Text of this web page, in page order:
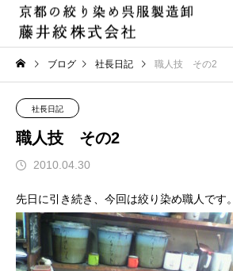
ブログ 社長日記 職人技 その2
社長日記
職人技 その2
2010.04.30
先日に引き続き、今回は絞り染め職人です。